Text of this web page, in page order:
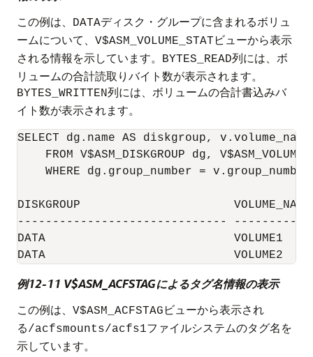
この例は、
DATAディスク・グループに含まれるボリュ
ームについて、 V$ASM_VOLUME_STAT ビューから表示
される情報を示しています。
BYTES_READ列には、ボ
リュームの合計読取りバイト数が表示されます。
BYTES_WRITTEN列には、ボリュームの合計書込みバ
イト数が表示されます。
SELECT dg.name AS diskgroup,
FROM V$ASM_DISKGROUP dg,
WHERE dg.group_number =
DISKGROUP
------------------------------
DATA                           VOLUME1
例12-11 V$ASM_ACFSTAGによるタグ名情報の表示
この例は、 V$ASM_ACFSTAG ビューから表示され
る/acfsmounts/acfs1ファイルシステムのタグ名を
示しています。